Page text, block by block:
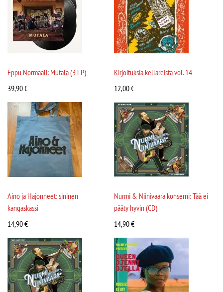
Eppu Normaali: Mutala (3 LP)
39,90€
Kirjoituksia kellareista vol. 14
12,00€
Aino ja Hajonneet: sininen
kangaskassi
14,90€
Nurmi & Niinivaara konserni: Tää ei
pääty hyvin (CD)
14,90€